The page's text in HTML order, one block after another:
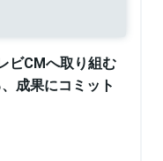
ビCMへ取り組む
成果にコミット